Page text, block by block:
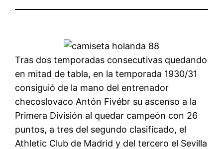
Tras dos temporadas consecutivas quedando
en mitad de tabla, en la temporada 1930/31
consiguió de la mano del entrenador
checoslovaco Antón Fivébr su ascenso a la
Primera División al quedar campeón con 26
puntos, a tres del segundo clasificado, el
Athletic Club de Madrid y del tercero el Sevilla